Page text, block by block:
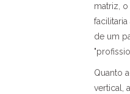
matriz,
facilitaria
de um
Quanto
vertical,